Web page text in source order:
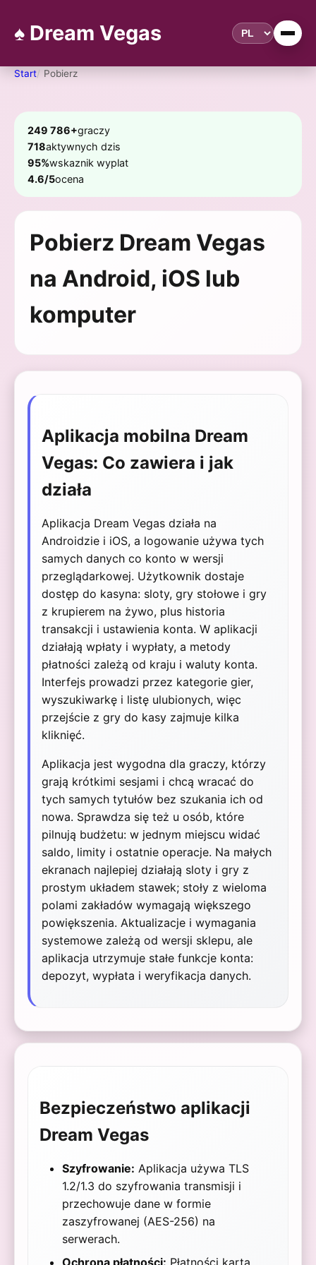
♠️ Dream Vegas
Start Pobierz
249 786+graczy
718aktywnych dzis
95%wskaznik wyplat
4.6/5ocena
Pobierz Dream Vegas
na Android, iOS lub
komputer
Aplikacja mobilna Dream
Vegas: Co zawiera i jak
działa
Aplikacja Dream Vegas działa na
Androidzie i iOS, a logowanie używa tych
samych danych co konto w wersji
przeglądarkowej. Użytkownik dostaje
dostęp do kasyna: sloty, gry stołowe i gry
z krupierem na żywo, plus historia
transakcji i ustawienia konta. W aplikacji
działają wpłaty i wypłaty, a metody
płatności zależą od kraju i waluty konta.
Interfejs prowadzi przez kategorie gier,
wyszukiwarkę i listę ulubionych, więc
przejście z gry do kasy zajmuje kilka
kliknięć.
Aplikacja jest wygodna dla graczy, którzy
grają krótkimi sesjami i chcą wracać do
tych samych tytułów bez szukania ich od
nowa. Sprawdza się też u osób, które
pilnują budżetu: w jednym miejscu widać
saldo, limity i ostatnie operacje. Na małych
ekranach najlepiej działają sloty i gry z
prostym układem stawek; stoły z wieloma
polami zakładów wymagają większego
powiększenia. Aktualizacje i wymagania
systemowe zależą od wersji sklepu, ale
aplikacja utrzymuje stałe funkcje konta:
depozyt, wypłata i weryfikacja danych.
Bezpieczeństwo aplikacji
Dream Vegas
Szyfrowanie: Aplikacja używa TLS
1.2/1.3 do szyfrowania transmisji i
przechowuje dane w formie
zaszyfrowanej (AES-256) na
serwerach.